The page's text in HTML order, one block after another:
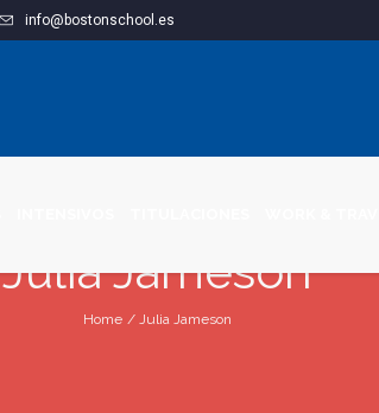
info@bostonschool.es
Julia Jameson
Home / Julia Jameson